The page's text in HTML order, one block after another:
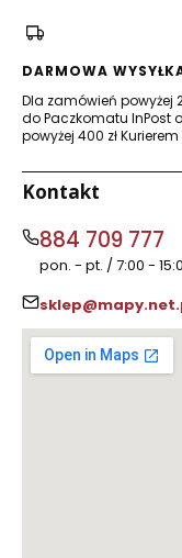
DARMOWA
Dla zamówień powyżej
do Paczkomatu InPost
powyżej 400 zł Kurierem
Kontakt
884 709 777
pon. - pt. / 7:00 -